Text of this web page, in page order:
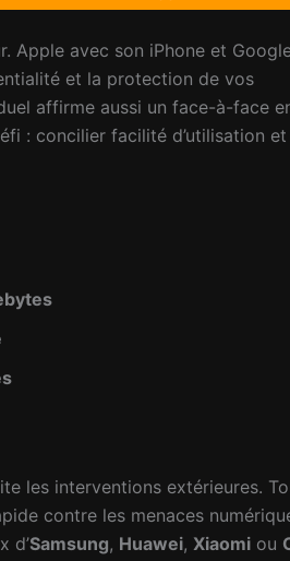
Apple avec son iPhone et
et la protection de vos
affirme aussi un face-à-face
: concilier facilité d’utilisation et
les interventions extérieures.
contre les menaces
d’Samsung, Huawei, Xiaomi ou